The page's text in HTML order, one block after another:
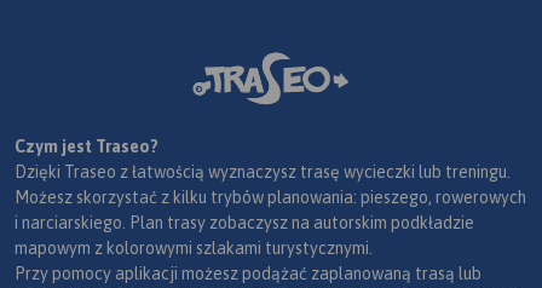
Czym jest Traseo?
Dzięki Traseo z łatwością wyznaczysz trasę wycieczki lub treningu.
Możesz skorzystać z kilku trybów planowania: pieszego, rowerowych
i narciarskiego. Plan trasy zobaczysz na autorskim podkładzie
mapowym z kolorowymi szlakami turystycznymi.
Przy pomocy aplikacji możesz podążać zaplanowaną trasą lub